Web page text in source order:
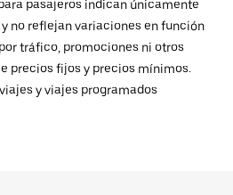
pasajeros indican únicamente
no reflejan variaciones en función
tráfico, promociones ni otros
precios fijos y precios mínimos.
y viajes programados